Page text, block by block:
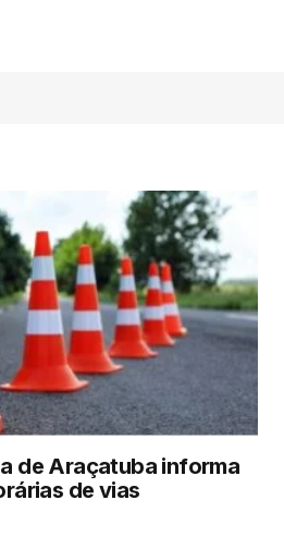
de Araçatuba informa
de vias